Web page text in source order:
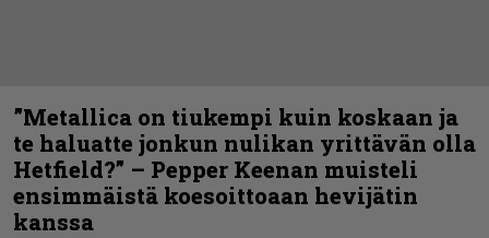
”Metallica on tiukempi kuin koskaan ja
te haluatte jonkun nulikan yrittävän olla
Hetfield?” – Pepper Keenan muisteli
ensimmäistä koesoittoaan hevijätin
kanssa